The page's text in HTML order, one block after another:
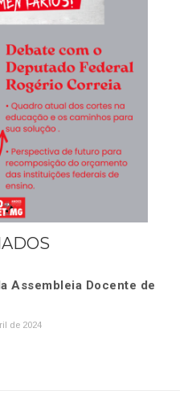
Assembleia Docente de
de 2024